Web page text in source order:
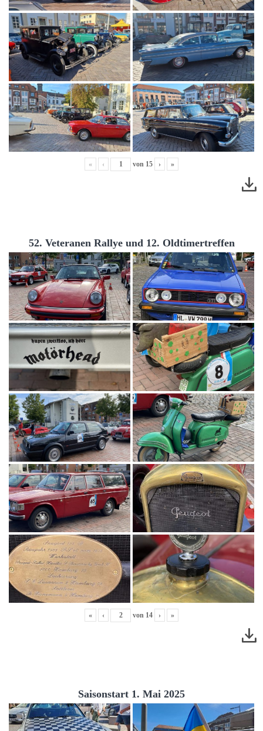
« ‹ von 15 › »
52. Veteranen Rallye und 12. Oldtimertreffen
« ‹ von 14 › »
Saisonstart 1. Mai 2025